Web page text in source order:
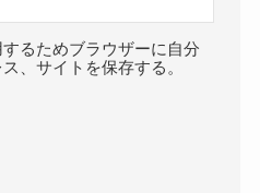
るためブラウザーに自分
、サイトを保存する。